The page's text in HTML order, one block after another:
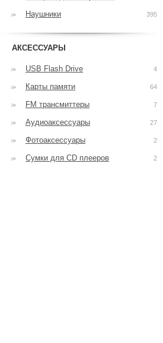
Наушники 395
АКСЕССУАРЫ
USB Flash Drive 4
Карты памяти 64
FM трансмиттеры 7
Аудиоаксессуары 27
Фотоаксессуары 2
Сумки для CD плееров 2